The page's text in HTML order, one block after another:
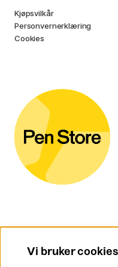
Kjøpsvilkår
Personvernerklæring
Cookies
Vi bruker cookies